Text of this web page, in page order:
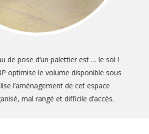
de pose d’un palettier est … le sol !
optimise le volume disponible sous
l’aménagement de cet espace
mal rangé et difficile d’accès.